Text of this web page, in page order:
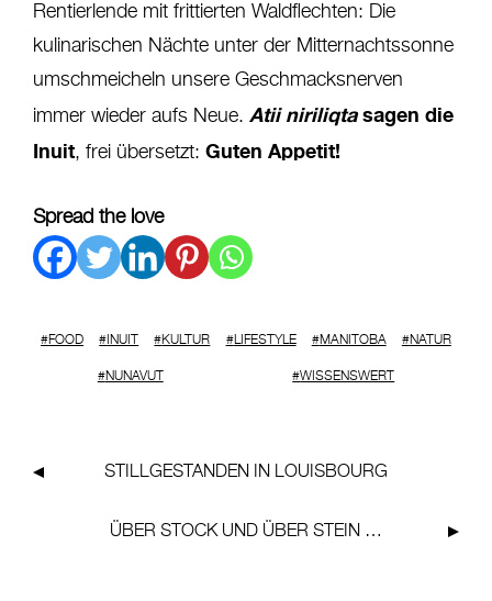
Rentierlende mit frittierten Waldflechten: Die
kulinarischen Nächte unter der Mitternachtssonne
umschmeicheln unsere Geschmacksnerven
immer wieder aufs Neue. Atii niriliqtasagen die
Inuit, frei übersetzt: Guten Appetit!
Spread the love
FOOD INUIT KULTUR LIFESTYLE MANITOBA NATUR
NUNAVUT WISSENSWERT
STILLGESTANDEN IN LOUISBOURG
ÜBER STOCK UND ÜBER STEIN …